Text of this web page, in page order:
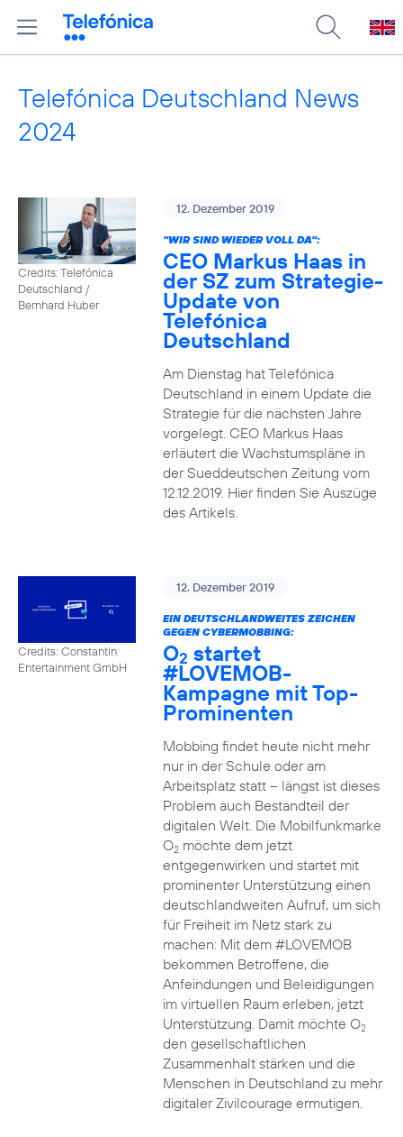
Telefónica Deutschland News
2024
Credits: Telefónica
Deutschland /
Bernhard Huber
12. Dezember 2019
"WIR SIND WIEDER VOLL DA":
CEO Markus Haas in
der SZ zum Strategie-
Update von
Telefónica
Deutschland
Am Dienstag hat Telefónica
Deutschland in einem Update die
Strategie für die nächsten Jahre
vorgelegt. CEO Markus Haas
erläutert die Wachstumspläne in
der Sueddeutschen Zeitung vom
12.12.2019. Hier finden Sie Auszüge
des Artikels.
Credits: Constantin
Entertainment GmbH
12. Dezember 2019
EIN DEUTSCHLANDWEITES ZEICHEN
GEGEN CYBERMOBBING:
O2 startet
#LOVEMOB-
Kampagne mit Top-
Prominenten
Mobbing findet heute nicht mehr
nur in der Schule oder am
Arbeitsplatz statt – längst ist dieses
Problem auch Bestandteil der
digitalen Welt. Die Mobilfunkmarke
O2möchte dem jetzt
entgegenwirken und startet mit
prominenter Unterstützung einen
deutschlandweiten Aufruf, um sich
für Freiheit im Netz stark zu
machen: Mit dem #LOVEMOB
bekommen Betroffene, die
Anfeindungen und Beleidigungen
im virtuellen Raum erleben, jetzt
Unterstützung. Damit möchte O2
den gesellschaftlichen
Zusammenhalt stärken und die
Menschen in Deutschland zu mehr
digitaler Zivilcourage ermutigen.